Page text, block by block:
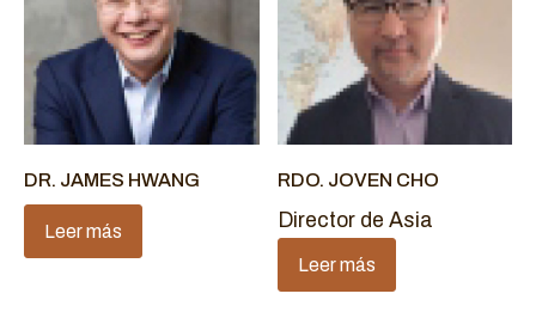
DR. JAMES HWANG
Leer más
RDO. JOVEN CHO
Director de Asia
Leer más